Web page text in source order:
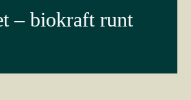
– biokraft runt